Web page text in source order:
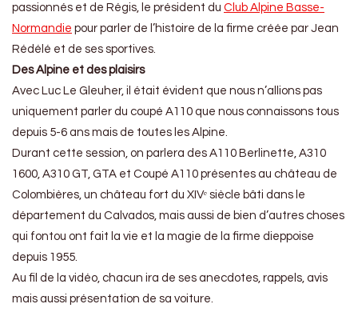
passionnés et de Régis, le président du Club Alpine Basse-
Normandie pour parler de l’histoire de la firme créée par Jean
Rédélé et de ses sportives.
Des Alpine et des plaisirs
Avec Luc Le Gleuher, il était évident que nous n’allions pas
uniquement parler du coupé A110 que nous connaissons tous
depuis 5-6 ans mais de toutes les Alpine.
Durant cette session, on parlera des A110 Berlinette, A310
1600, A310 GT, GTA et Coupé A110 présentes au château de
Colombières, un château fort du XIVᵉ siècle bâti dans le
département du Calvados, mais aussi de bien d’autres choses
qui fontou ont fait la vie et la magie de la firme dieppoise
depuis 1955.
Au fil de la vidéo, chacun ira de ses anecdotes, rappels, avis
mais aussi présentation de sa voiture.